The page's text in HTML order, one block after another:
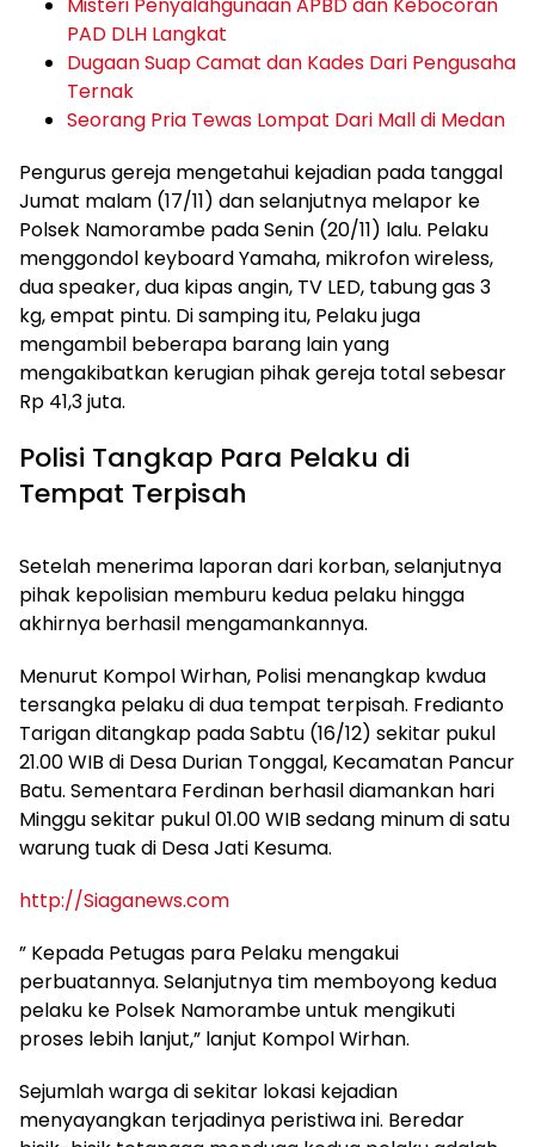
PAD DLH Langkat
Dugaan Suap Camat dan Kades Dari Pengusaha
Ternak
Seorang Pria Tewas Lompat Dari Mall di Medan
Pengurus gereja mengetahui kejadian pada tanggal
Jumat malam (17/11) dan selanjutnya melapor ke
Polsek Namorambe pada Senin (20/11) lalu. Pelaku
menggondol keyboard Yamaha, mikrofon wireless,
dua speaker, dua kipas angin, TV LED, tabung gas 3
kg, empat pintu. Di samping itu, Pelaku juga
mengambil beberapa barang lain yang
mengakibatkan kerugian pihak gereja total sebesar
Rp 41,3 juta.
Polisi Tangkap Para Pelaku di
Tempat Terpisah
Setelah menerima laporan dari korban, selanjutnya
pihak kepolisian memburu kedua pelaku hingga
akhirnya berhasil mengamankannya.
Menurut Kompol Wirhan, Polisi menangkap kwdua
tersangka pelaku di dua tempat terpisah. Fredianto
Tarigan ditangkap pada Sabtu (16/12) sekitar pukul
21.00 WIB di Desa Durian Tonggal, Kecamatan Pancur
Batu. Sementara Ferdinan berhasil diamankan hari
Minggu sekitar pukul 01.00 WIB sedang minum di satu
warung tuak di Desa Jati Kesuma.
http://Siaganews.com
” Kepada Petugas para Pelaku mengakui
perbuatannya. Selanjutnya tim memboyong kedua
pelaku ke Polsek Namorambe untuk mengikuti
proses lebih lanjut,” lanjut Kompol Wirhan.
Sejumlah warga di sekitar lokasi kejadian
menyayangkan terjadinya peristiwa ini. Beredar